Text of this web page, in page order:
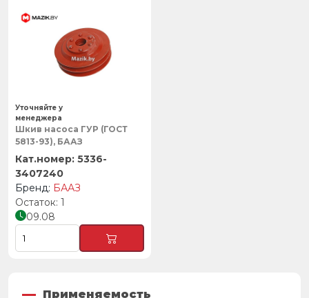
Шкив насоса ГУР (ГОСТ
5813-93), БААЗ
5336-
3407240
БААЗ
1
09.08
Уточняйте у
менеджера
Применяемость